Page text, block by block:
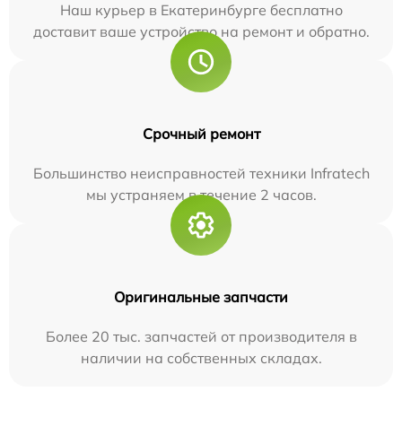
Наш курьер в Екатеринбурге бесплатно
доставит ваше устройство на ремонт и обратно.
Срочный ремонт
Большинство неисправностей техники Infratech
мы устраняем в течение 2 часов.
Оригинальные запчасти
Более 20 тыс. запчастей от производителя в
наличии на собственных складах.